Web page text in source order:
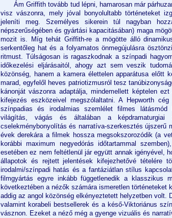
Ám Griffith tovább tud lépni, hamarosan már
visz vászonra, mely jóval bonyolultabb történeteket
jeleníti meg. Személyes sikerein túl nagyban
népszerűségében és gyártási kapacitásában) maga
mozit is. Míg tehát Griffith-re a mögötte álló
serkentőleg hat és a folyamatos önmegújulásra
ritmust. Túlságosan is ragaszkodnak a színpadi
időkezelési eljárásaitól, ahogy azt sem veszik
közönség, hanem a kamera élettelen apparátusa előtt
marad, egyfelől heves patriotizmusról tesz
kánonját vászonra adaptálja, mindemellett képtelen
kifejezés eszközeivel megszólaltatni. A Hepworth
színpadias és irodalmias szemlélet filmes látásmód
világítás, vágás és általában a képdramaturgiai
cselekménybonyolítás és narratíva-szerkesztés újszerű
évek derekára a filmek hossza megsokszorozódik (a
korábbi maximum negyedórás időtartammal
esetében ez nem feltétlenül jár együtt annak igényével,
állapotok és rejtett jelentések kifejezhetővé tételére
irodalmi/színpadi hatás és a fantáziátlan stílus
filmgyártás egyre inkább függetlenedik a klasszikus
következtében a nézők számára ismeretlen
addig az angol közönség elkényeztetett helyzetben volt.
valamint korabeli bestsellerek és a késő-Viktoriánus
vásznon. Ezeket a néző még a gyenge vizuális és